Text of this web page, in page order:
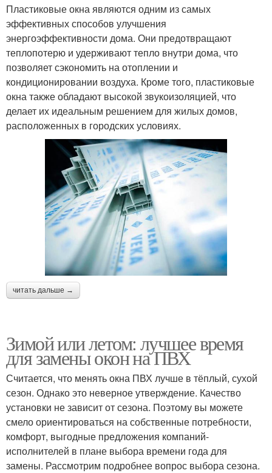
Пластиковые окна являются одним из самых
эффективных способов улучшения
энергоэффективности дома. Они предотвращают
теплопотерю и удерживают тепло внутри дома, что
позволяет сэкономить на отоплении и
кондиционировании воздуха. Кроме того, пластиковые
окна также обладают высокой звукоизоляцией, что
делает их идеальным решением для жилых домов,
расположенных в городских условиях.
читать дальше →
Зимой или летом: лучшее время
для замены окон на ПВХ
Считается, что менять окна ПВХ лучше в тёплый, сухой
сезон. Однако это неверное утверждение. Качество
установки не зависит от сезона. Поэтому вы можете
смело ориентироваться на собственные потребности,
комфорт, выгодные предложения компаний-
исполнителей в плане выбора времени года для
замены. Рассмотрим подробнее вопрос выбора сезона.